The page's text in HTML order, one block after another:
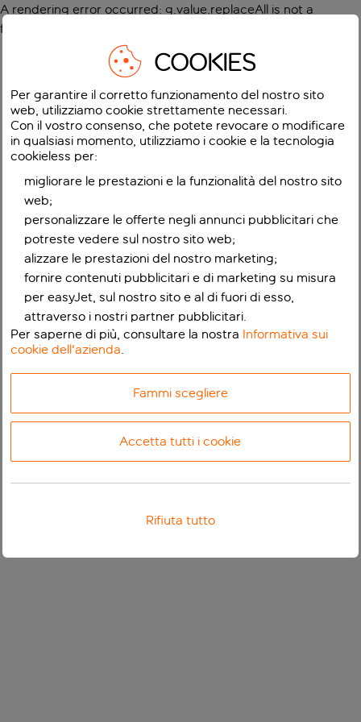
A rendering error occurred: g.value.replaceAll is not a
function
COOKIES
Per garantire il corretto funzionamento del nostro sito
web, utilizziamo cookie strettamente necessari.
Con il vostro consenso, che potete revocare o modificare
in qualsiasi momento, utilizziamo i cookie e la tecnologia
cookieless per:
migliorare le prestazioni e la funzionalità del nostro sito
web;
personalizzare le offerte negli annunci pubblicitari che
potreste vedere sul nostro sito web;
alizzare le prestazioni del nostro marketing;
fornire contenuti pubblicitari e di marketing su misura
per easyJet, sul nostro sito e al di fuori di esso,
attraverso i nostri partner pubblicitari.
Per saperne di più, consultare la nostra Informativa sui
cookie dell'azienda.
Fammi scegliere
Accetta tutti i cookie
Rifiuta tutto